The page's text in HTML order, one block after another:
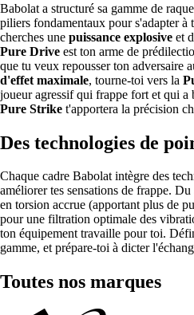
Babolat a structuré sa gamme de
piliers fondamentaux pour s'adapter
cherches une puissance explosive et
Pure Drive est ton arme de
que tu veux repousser ton adversaire
d'effet maximale, tourne-toi vers la
joueur agressif qui frappe fort et qui a
Pure Strike t'apportera la précision
Des technologies de
Chaque cadre Babolat intègre des
améliorer tes sensations de frappe. Du
en torsion accrue (apportant plus de
pour une filtration optimale des
ton équipement travaille pour toi.
gamme, et prépare-toi à dicter
Toutes nos marques